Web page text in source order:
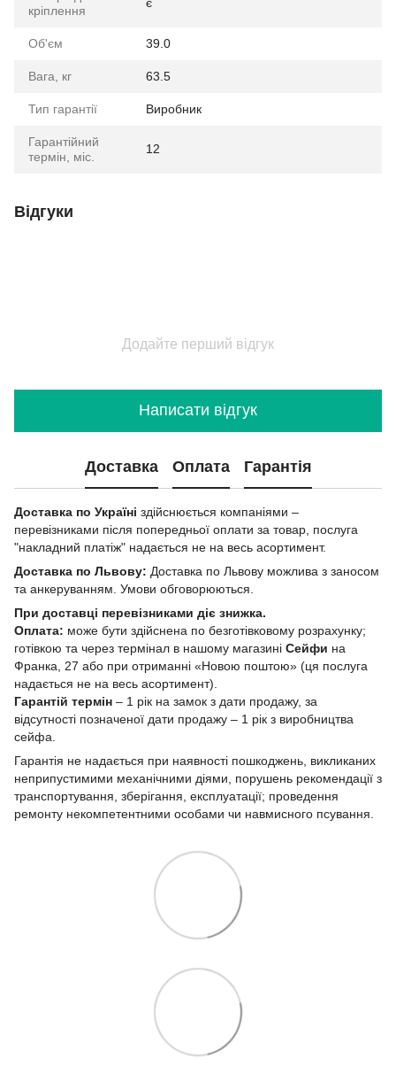
кріплення
Об'єм 39.0
Вага, кг 63.5
Тип гарантії Виробник
Гарантійний
термін, міс.
12
Відгуки
Додайте перший відгук
Написати відгук
Доставка Оплата Гарантія
Доставка по Україні здійснюється компаніями –
перевізниками після попередньої оплати за товар, послуга
"накладний платіж" надається не на весь асортимент.
Доставка по Львову: Доставка по Львову можлива з заносом
та анкеруванням. Умови обговорюються.
При доставці перевізниками діє знижка.
Оплата: може бути здійснена по безготівковому розрахунку;
готівкою та через термінал в нашому магазині Сейфи на
Франка, 27 або при отриманні «Новою поштою» (ця послуга
надається не на весь асортимент).
Гарантій термін – 1 рік на замок з дати продажу, за
відсутності позначеної дати продажу – 1 рік з виробництва
сейфа.
Гарантія не надається при наявності пошкоджень, викликаних
неприпустимими механічними діями, порушень рекомендації з
транспортування, зберігання, експлуатації; проведення
ремонту некомпетентними особами чи навмисного псування.